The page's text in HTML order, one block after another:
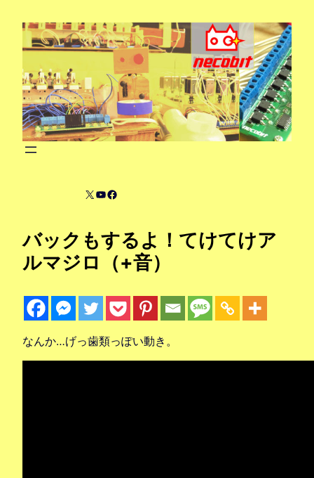
X YouTube
Facebook
バックもするよ！てけてけア
ルマジロ（+音）
なんか…げっ歯類っぽい動き。